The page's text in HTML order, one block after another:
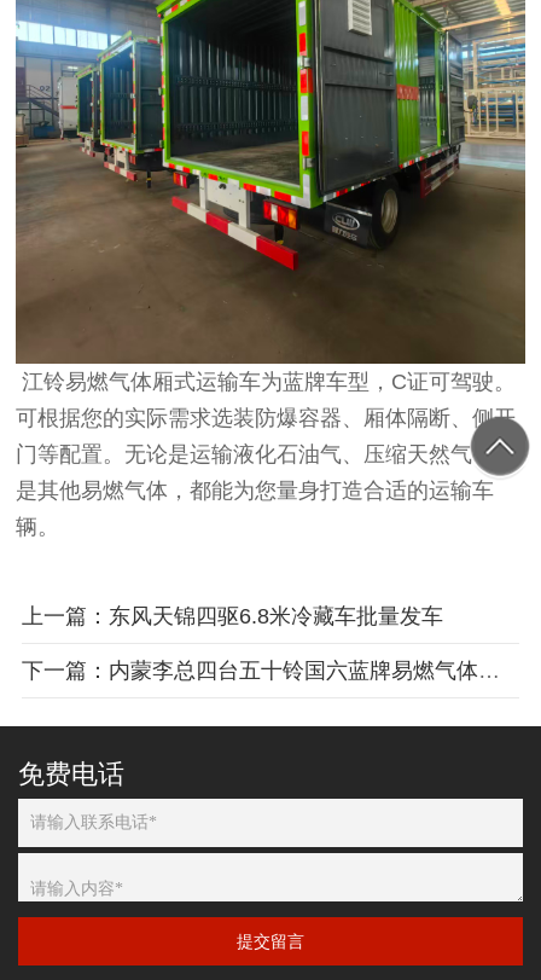
江铃易燃气体厢式运输车为蓝牌车型，C证可驾驶。
可根据您的实际需求选装防爆容器、厢体隔断、侧开
门等配置。无论是运输液化石油气、压缩天然气，还
是其他易燃气体，都能为您量身打造合适的运输车
辆。
上一篇：东风天锦四驱6.8米冷藏车批量发车
下一篇：内蒙李总四台五十铃国六蓝牌易燃气体厢式车批量发车
免费电话
提交留言